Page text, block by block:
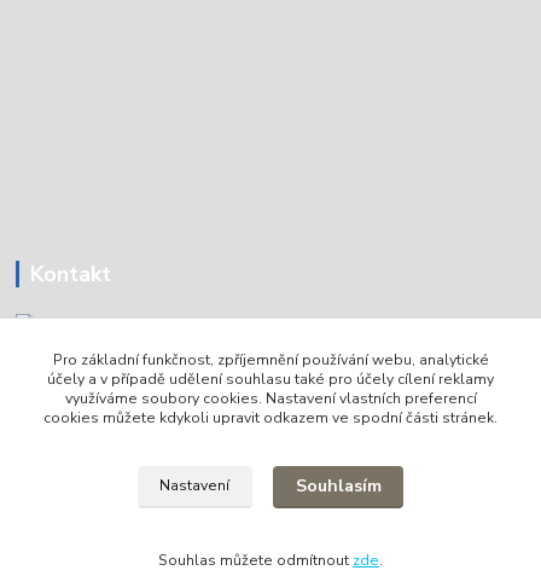
Kontakt
Tomáš Holoubek
+420736720979
Pro základní funkčnost, zpříjemnění používání webu, analytické
účely a v případě udělení souhlasu také pro účely cílení reklamy
využíváme soubory cookies. Nastavení vlastních preferencí
cookies můžete kdykoli upravit odkazem ve spodní části stránek.
Nastavení Souhlasím
Souhlas můžete odmítnout zde.